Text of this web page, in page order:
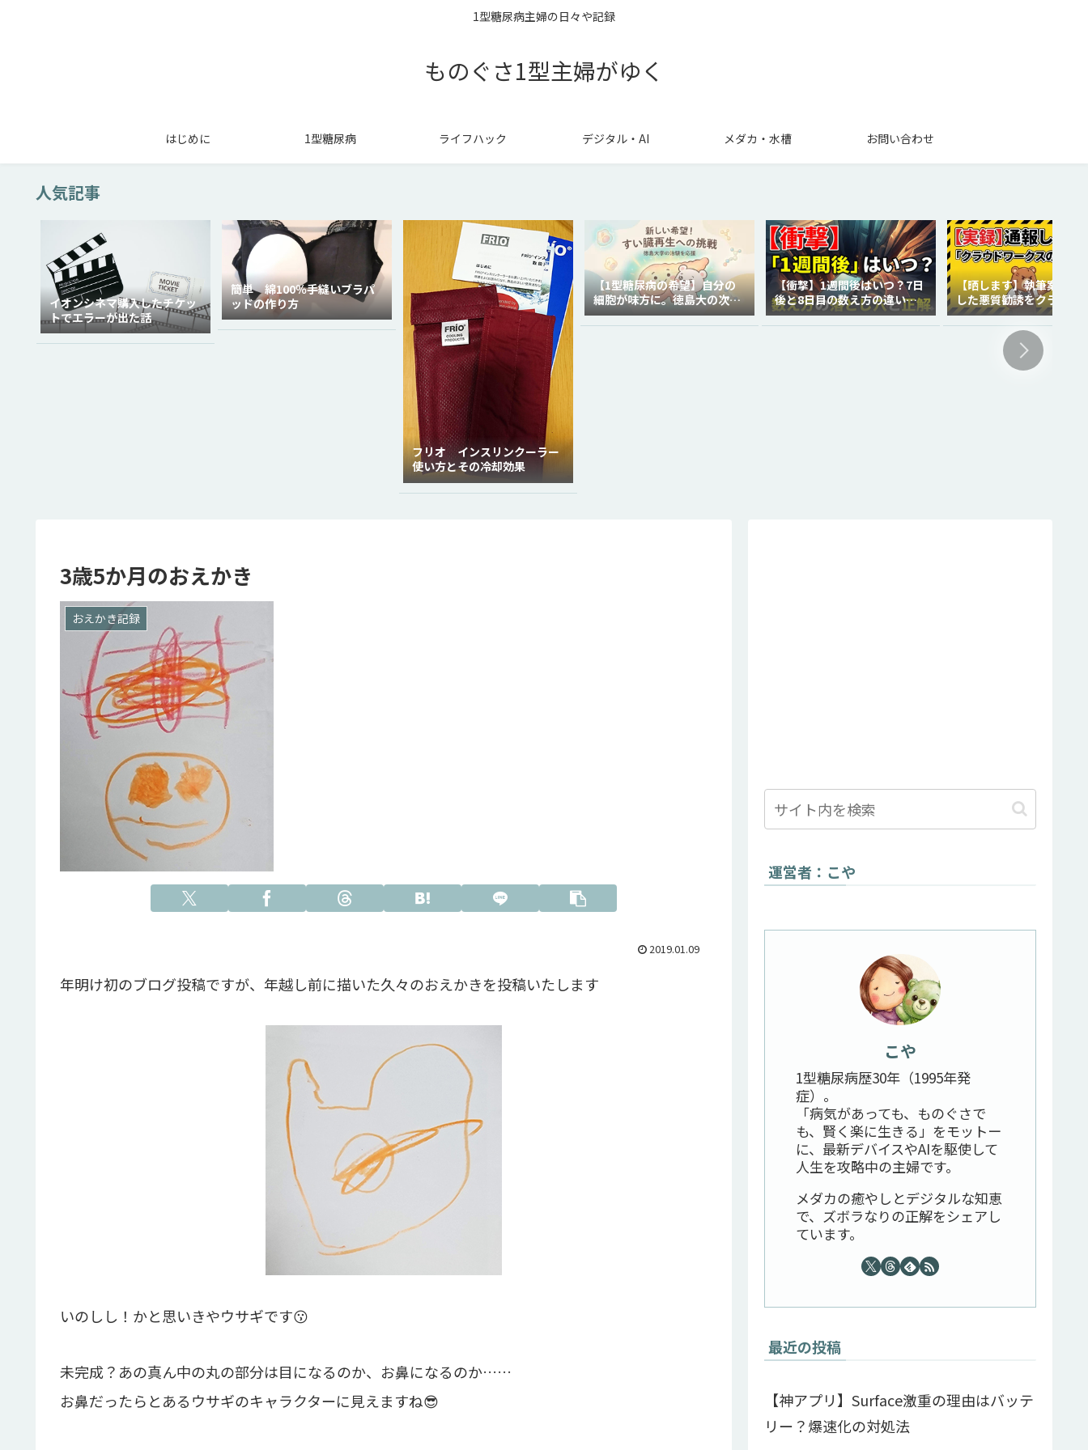
1型糖尿病主婦の日々や記録
ものぐさ1型主婦がゆく
はじめに 1型糖尿病 ライフハック デジタル・AI メダカ・水槽 お問い合わせ
人気記事
イオンシネマ購入したチケッ
トでエラーが出た話
簡単 綿100％手縫いブラパ
ッドの作り方
フリオ インスリンクーラー
使い方とその冷却効果
【1型糖尿病の希望】自分の
細胞が味方に。徳島大の次世
代再生医療
【衝撃】1週間後はいつ？7日
後と8日目の数え方の違いを
徹底解説！
【晒します】執筆案件で
した悪質勧誘をクラウド
クスに通報しました。
3歳5か月のおえかき
おえかき記録
2019.01.09
年明け初のブログ投稿ですが、年越し前に描いた久々のおえかきを投稿いたします
いのしし！かと思いきやウサギです😗
未完成？あの真ん中の丸の部分は目になるのか、お鼻になるのか……
お鼻だったらとあるウサギのキャラクターに見えますね😎
運営者：こや
こや
1型糖尿病歴30年（1995年発
症）。
「病気があっても、ものぐさで
も、賢く楽に生きる」をモットー
に、最新デバイスやAIを駆使して
人生を攻略中の主婦です。
メダカの癒やしとデジタルな知恵
で、ズボラなりの正解をシェアし
ています。
最近の投稿
【神アプリ】Surface激重の理由はバッテ
リー？爆速化の対処法